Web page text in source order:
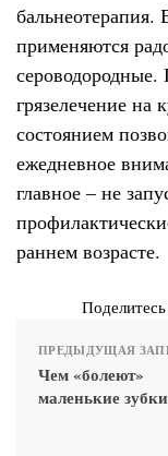
бальнеотерапия.
применяются
сероводородные.
грязелечение на
состоянием
ежедневное
главное – не
раннем возрасте.
ПРЕДЫДУЩАЯ
Чем «болеют»
маленькие зубки